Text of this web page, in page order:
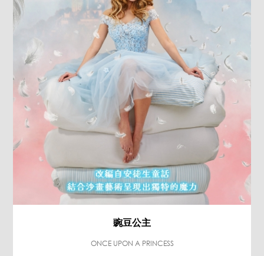
豌豆公主
ONCE UPON A PRINCESS